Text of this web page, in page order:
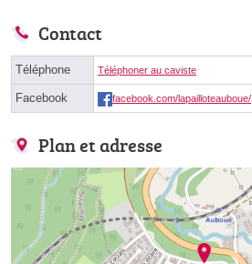
Contact
Téléphone Téléphoner au caviste
Facebook facebook.com/lapailloteauboue/
Plan et adresse